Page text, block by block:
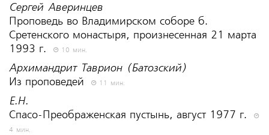
Сергей Аверинцев
Проповедь во Владимирском соборе б.
Сретенского монастыря, произнесенная 21 марта
1993 г.
10 мин.
Архимандрит Таврион (Батозский)
Из проповедей
11 мин.
Е.Н.
Спасо-Преображенская пустынь, август 1977 г.
4 мин.